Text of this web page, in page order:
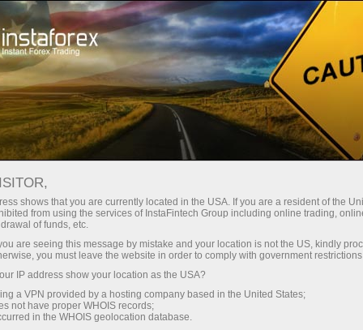
shows that you are currently located in the USA. If you are a resident of the
from using the services of InstaFintech Group including online trading,
of funds, etc.
are seeing this message by mistake and your location is not the US, kindly
you must leave the website in order to comply with government
IP address show your location as the USA?
a VPN provided by a hosting company based in the United States;
not have proper WHOIS records;
in the WHOIS geolocation database.